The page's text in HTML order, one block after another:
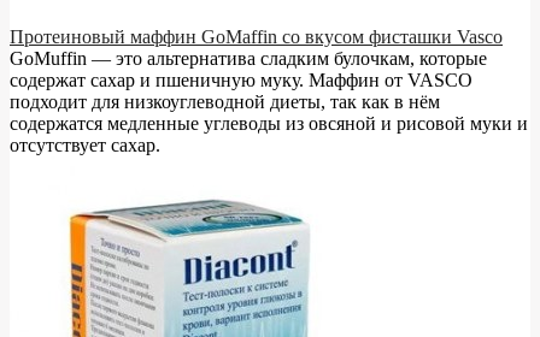
Протеиновый маффин GoMaffin со вкусом фисташки Vasco
GoMuffin — это альтернатива сладким булочкам, которые
содержат сахар и пшеничную муку. Маффин от VASCO
подходит для низкоуглеводной диеты, так как в нём
содержатся медленные углеводы из овсяной и рисовой муки и
отсутствует сахар.